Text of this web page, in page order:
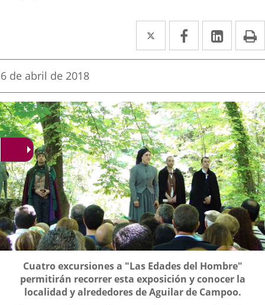
Twitter
Enlace
a
aplicación
externa.
Facebook
Enlace
a
aplicación
externa.
Enlace
a
Fecha
la
noticia
6 de abril de 2018
Descripción
Cuatro excursiones a "Las Edades del Hombre"
permitirán recorrer esta exposición y conocer la
localidad y alrededores de Aguilar de Campoo.